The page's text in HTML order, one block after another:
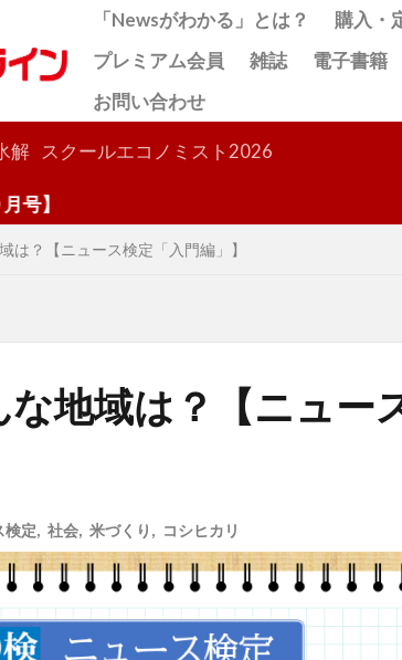
「Newsがわかる」とは？ 購入・
プレミアム会員
雑誌 電子書籍
お問い合わせ
解 スクールエコノミスト2026
は？【ニュース検定「入門編」】
地域は？【ニュー
検定 社会, 米づくり コシヒカリ
検索